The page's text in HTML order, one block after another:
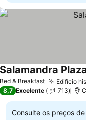
Bed & Breakfast Edifício
Salamandra
8,7 Excelente 713
Consulte os preços de